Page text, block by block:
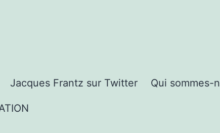
Jacques Frantz sur Twitter Qui sommes-